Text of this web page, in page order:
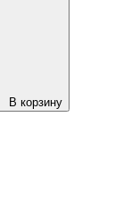
В корзину